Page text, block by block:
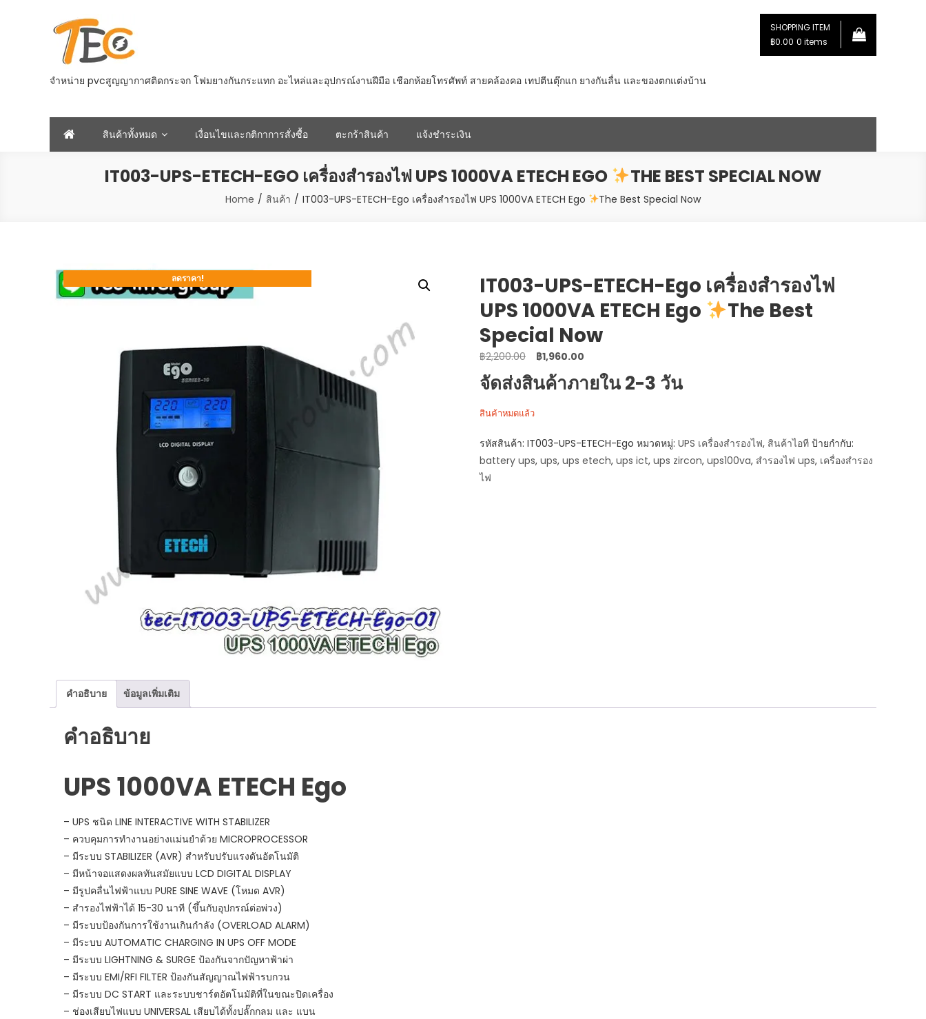
จำหน่าย pvcสูญญากาศติดกระจก โฟมยางกันกระแทก อะไหล่และอุปกรณ์งานฝีมือ เชือกห้อยโทรศัพท์ สายคล้องคอ เทปตีนตุ๊กแก ยางกันลื่น และของตกแต่งบ้าน
SHOPPING ITEM
฿0.00 0 items
สินค้าทั้งหมด เงื่อนไขและกติกาการสั่งซื้อ ตะกร้าสินค้า แจ้งชำระเงิน
IT003-UPS-ETECH-EGO เครื่องสำรองไฟ UPS 1000VA ETECH EGO THE BEST SPECIAL NOW
Home สินค้า IT003-UPS-ETECH-Ego เครื่องสำรองไฟ UPS 1000VA ETECH Ego The Best Special Now
ลดราคา!
IT003-UPS-ETECH-Ego เครื่องสำรองไฟ
UPS 1000VA ETECH Ego
The Best
Special Now
฿2,200.00
Original
price
was:
฿1,960.00
price
is:
จัดส่งสินค้าภายใน 2-3 วัน
สินค้าหมดแล้ว
รหัสสินค้า: IT003-UPS-ETECH-Ego หมวดหมู่: UPS เครื่องสำรองไฟ, สินค้าไอที ป้ายกำกับ:
battery ups, ups, ups etech, ups ict, ups zircon, ups100va, สำรองไฟ ups, เครื่องสำรอง
ไฟ
คำอธิบาย ข้อมูลเพิ่มเติม
คำอธิบาย
UPS 1000VA ETECH Ego
– UPS ชนิด LINE INTERACTIVE WITH STABILIZER
– ควบคุมการทำงานอย่างแม่นยำด้วย MICROPROCESSOR
– มีระบบ STABILIZER (AVR) สำหรับปรับแรงดันอัตโนมัติ
– มีหน้าจอแสดงผลทันสมัยแบบ LCD DIGITAL DISPLAY
– มีรูปคลื่นไฟฟ้าแบบ PURE SINE WAVE (โหมด AVR)
– สำรองไฟฟ้าได้ 15-30 นาที (ขึ้นกับอุปกรณ์ต่อพ่วง)
– มีระบบป้องกันการใช้งานเกินกำลัง (OVERLOAD ALARM)
– มีระบบ AUTOMATIC CHARGING IN UPS OFF MODE
– มีระบบ LIGHTNING & SURGE ป้องกันจากปัญหาฟ้าผ่า
– มีระบบ EMI/RFI FILTER ป้องกันสัญญาณไฟฟ้ารบกวน
– มีระบบ DC START และระบบชาร์ตอัตโนมัติที่ในขณะปิดเครื่อง
– ช่องเสียบไฟแบบ UNIVERSAL เสียบได้ทั้งปลั๊กกลม และ แบน